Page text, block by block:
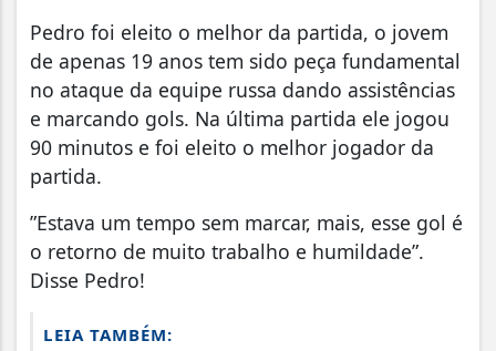
Pedro foi eleito o melhor da partida, o jovem
de apenas 19 anos tem sido peça fundamental
no ataque da equipe russa dando assistências
e marcando gols. Na última partida ele jogou
90 minutos e foi eleito o melhor jogador da
partida.
”Estava um tempo sem marcar, mais, esse gol é
o retorno de muito trabalho e humildade”.
Disse Pedro!
LEIA TAMBÉM: